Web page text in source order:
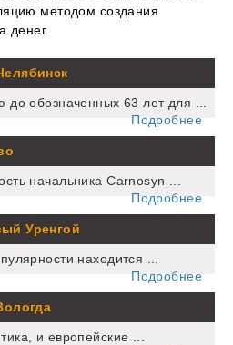
методом создания
денег.
обозначенных 63 лет для ...
Подробнее
начальника Carnosyn ...
Подробнее
Уренгой
находится ...
Подробнее
и европейские ...